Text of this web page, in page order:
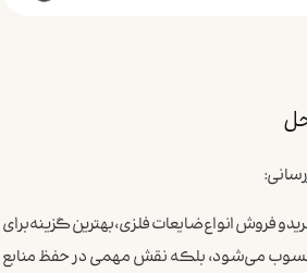
و فروش انواع ضایعات فلزی، بهترین گزینه برای
می‌شود، بلکه نقش مهمی در حفظ منابع